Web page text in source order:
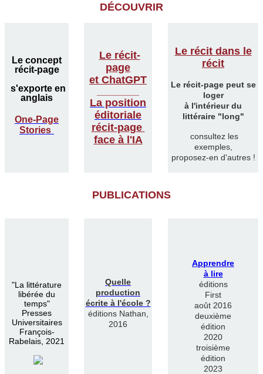
DÉCOUVRIR
Le concept
récit-page
s'exporte en
anglais
One-Page
Stories
Le récit-
page
et ChatGPT
La position
éditoriale
récit-page
face à l'IA
Le récit dans le
récit
Le récit-page peut se
loger
à l'intérieur du
littéraire "long"
consultez les
exemples,
proposez-en d'autres !
PUBLICATIONS
"La littérature
libérée du
temps"
Presses
Universitaires
François-
Rabelais, 2021
Quelle
production
écrite à l'école ?
éditions Nathan,
2016
Apprendre
à lire
éditions
First
août 2016
deuxième
édition
2020
troisième
édition
2023